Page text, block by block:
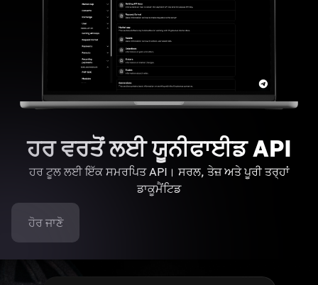
ਹਰ ਵਰਤੋਂ ਲਈ ਯੂਨੀਫਾਈਡ API
ਹਰ ਟੂਲ ਲਈ ਇੱਕ ਸਮਰਪਿਤ API। ਸਰਲ, ਤੇਜ਼ ਅਤੇ ਪੂਰੀ ਤਰ੍ਹਾਂ
ਡਾਕੂਮੈਂਟਿਡ
ਹੋਰ ਜਾਣੋ